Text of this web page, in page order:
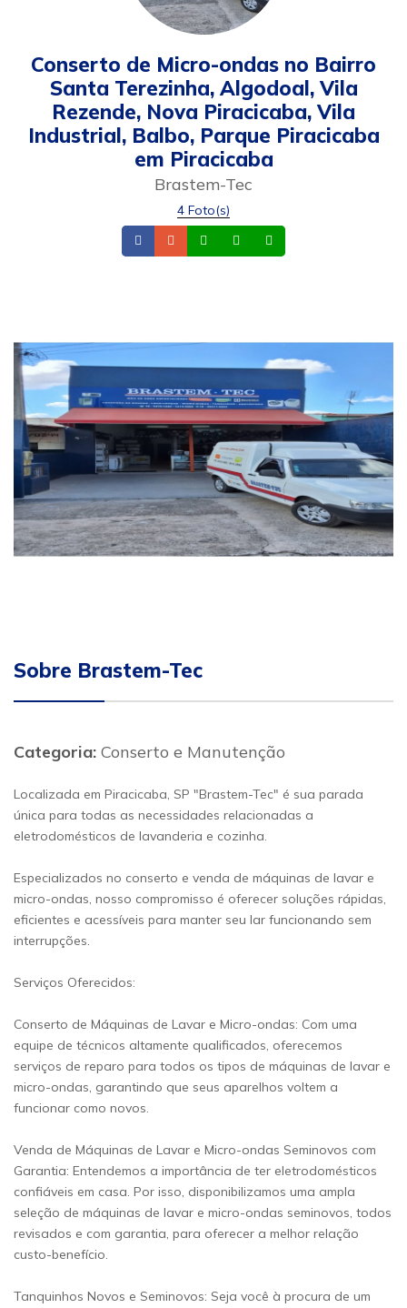
Conserto de Micro-ondas no Bairro
Santa Terezinha, Algodoal, Vila
Rezende, Nova Piracicaba, Vila
Industrial, Balbo, Parque Piracicaba
em Piracicaba
Brastem-Tec
4 Foto(s)
FacebookTelefoneWhatsappCelular
Sobre Brastem-Tec
Categoria: Conserto e Manutenção
Localizada em Piracicaba, SP "Brastem-Tec" é sua parada
única para todas as necessidades relacionadas a
eletrodomésticos de lavanderia e cozinha.
Especializados no conserto e venda de máquinas de lavar e
micro-ondas, nosso compromisso é oferecer soluções rápidas,
eficientes e acessíveis para manter seu lar funcionando sem
interrupções.
Serviços Oferecidos:
Conserto de Máquinas de Lavar e Micro-ondas: Com uma
equipe de técnicos altamente qualificados, oferecemos
serviços de reparo para todos os tipos de máquinas de lavar e
micro-ondas, garantindo que seus aparelhos voltem a
funcionar como novos.
Venda de Máquinas de Lavar e Micro-ondas Seminovos com
Garantia: Entendemos a importância de ter eletrodomésticos
confiáveis em casa. Por isso, disponibilizamos uma ampla
seleção de máquinas de lavar e micro-ondas seminovos, todos
revisados e com garantia, para oferecer a melhor relação
custo-benefício.
Tanquinhos Novos e Seminovos: Seja você à procura de um